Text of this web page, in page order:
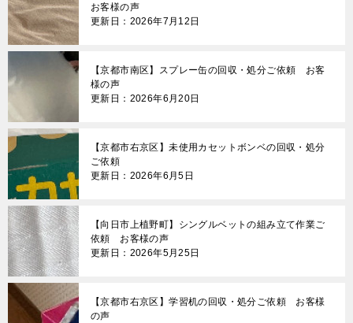
お客様の声
更新日：2026年7月12日
【京都市南区】スプレー缶の回収・処分ご依頼 お客
様の声
更新日：2026年6月20日
【京都市右京区】未使用カセットボンベの回収・処分
ご依頼
更新日：2026年6月5日
【向日市上植野町】シングルベットの組み立て作業ご
依頼 お客様の声
更新日：2026年5月25日
【京都市右京区】学習机の回収・処分ご依頼 お客様
の声